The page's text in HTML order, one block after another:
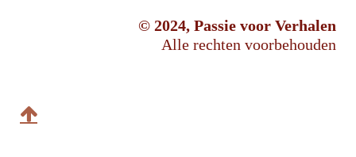
© 2024, Passie voor Verhalen
Alle rechten voorbehouden